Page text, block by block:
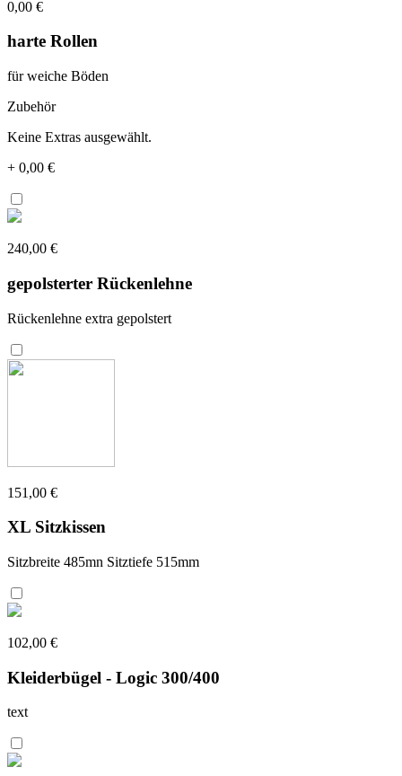
0,00 €
harte Rollen
für weiche Böden
Zubehör
Keine Extras ausgewählt.
+ 0,00 €
240,00 €
gepolsterter Rückenlehne
Rückenlehne extra gepolstert
151,00 €
XL Sitzkissen
Sitzbreite 485mn Sitztiefe 515mm
102,00 €
Kleiderbügel - Logic 300/400
text